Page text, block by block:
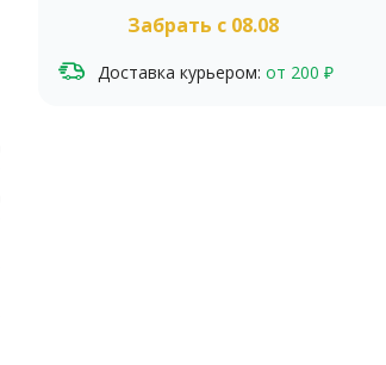
Забрать c 08.08
Доставка курьером: от 200 ₽